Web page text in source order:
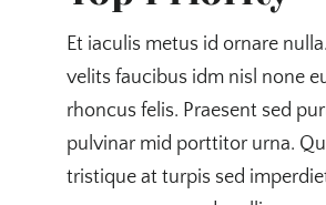
Et iaculis metus id ornare
velits faucibus idm nisl none
rhoncus felis. Praesent sed
pulvinar mid porttitor urna.
tristique at turpis sed